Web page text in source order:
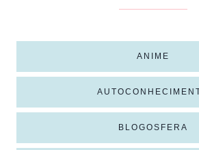
ANIME
BLOGOSFERA